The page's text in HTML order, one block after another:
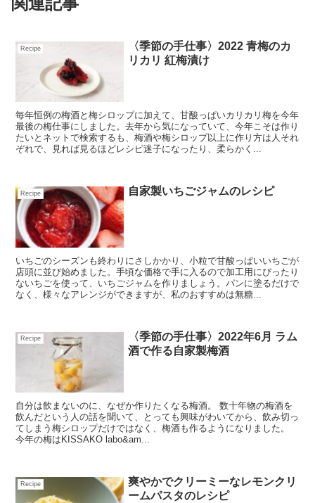
Recipe
〈季節の手仕事〉2022 青梅のカ
リカリ 紅梅漬け
毎年恒例の梅酒と梅シロップに加えて、甘酸っぱいカリカリ梅を今年
最後の梅仕事にしました。去年から気になっていて、今年こそは作り
たいとネットで検索するも、梅酒や梅シロップ以上に作り方は人それ
ぞれで、見れば見るほどレシピ迷子になったり、柔らかく...
Recipe 自家製いちごジャムのレシピ
いちごのシーズンも終わりにさしかかり、小粒で甘酸っぱいいちごが
店頭に並び始めました。手頃な価格で手に入るので加工用にぴったり
ないちごを使って、いちごジャムを作りましょう。パンに塗るだけで
なく、様々なアレンジができますが、私のおすすめは無糖...
Recipe
〈季節の手仕事〉2022年6月 ラム
酒で作る自家製梅酒
自分は飲まないのに、なぜか作りたくなる梅酒。 数十年物の梅酒を
飲んだという人の話を聞いて、とっても興味がわいてから、飲み切っ
てしまう梅シロップだけではなく、梅酒も作るようになりました。
今年の梅はKISSAKO labo&am...
Recipe
爽やかでクリーミーなレモンクリ
ームパスタのレシピ